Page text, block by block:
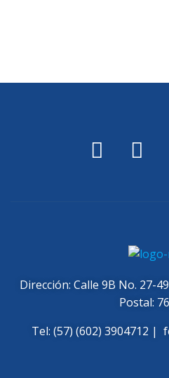
Dirección: Calle 9B No. 27-
Postal:
Tel: (57) (602) 3904712 |